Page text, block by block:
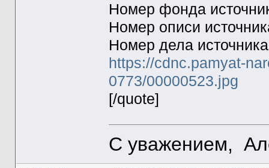
Номер фонда
Номер описи
Номер дела
https://cdnc.pamyat-
0773/00000523.jpg
[/quote]
С уважением,